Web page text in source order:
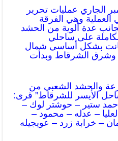
في يوم 21 أيلول/ سبتمبر الجاري عمليات تحرير
وهي الفرقة
عدة ألوية من الحشد
على ساحلي
بشكل أساسي شمال
وشرق الشرقاط وبدأت
والحشد الشعبي من
الأيسر للشرقاط” قرى:
حمد ستير – حوشتر لوك –
– عدله – محمود –
– خرابة زرد – عويجيله